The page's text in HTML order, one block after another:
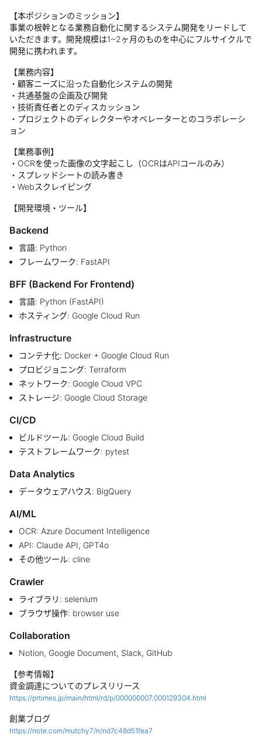
【本ポジションのミッション】
事業の根幹となる業務自動化に関するシステム開発をリードして
いただきます。開発規模は1~2ヶ月のものを中心にフルサイクルで
開発に携われます。
【業務内容】
・顧客ニーズに沿った自動化システムの開発
・共通基盤の企画及び開発
・技術責任者とのディスカッション
・プロジェクトのディレクターやオペレーターとのコラボレーシ
ョン
【業務事例】
・OCRを使った画像の文字起こし（OCRはAPIコールのみ）
・スプレッドシートの読み書き
・Webスクレイピング
【開発環境・ツール】
Backend
言語: Python
フレームワーク: FastAPI
BFF (Backend For Frontend)
言語: Python (FastAPI)
ホスティング: Google Cloud Run
Infrastructure
コンテナ化: Docker + Google Cloud Run
プロビジョニング: Terraform
ネットワーク: Google Cloud VPC
ストレージ: Google Cloud Storage
CI/CD
ビルドツール: Google Cloud Build
テストフレームワーク: pytest
Data Analytics
データウェアハウス: BigQuery
AI/ML
OCR: Azure Document Intelligence
API: Claude API, GPT4o
その他ツール: cline
Crawler
ライブラリ: selenium
ブラウザ操作: browser use
Collaboration
Notion, Google Document, Slack, GitHub
【参考情報】
資金調達についてのプレスリリース
https://prtimes.jp/main/html/rd/p/000000007.000129304.html
創業ブログ
https://note.com/mutchy7/n/nd7c48d51fea7